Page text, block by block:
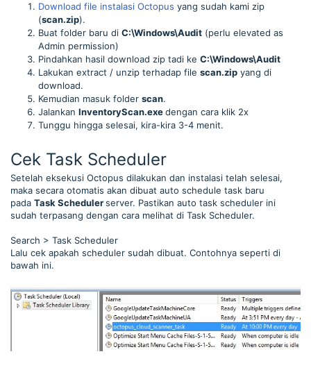
Download file instalasi Octopus yang sudah kami zip
(scan.zip).
Buat folder baru di C:\Windows\Audit (perlu elevated as
Admin permission)
Pindahkan hasil download zip tadi ke C:\Windows\Audit
Lakukan extract / unzip terhadap file scan.zip yang di
download.
Kemudian masuk folder scan.
Jalankan InventoryScan.exedengan cara klik 2x
Tunggu hingga selesai, kira-kira 3-4 menit.
Cek Task Scheduler
Setelah eksekusi Octopus dilakukan dan instalasi telah selesai,
maka secara otomatis akan dibuat auto schedule task baru
pada Task Schedulerserver. Pastikan auto task scheduler ini
sudah terpasang dengan cara melihat di Task Scheduler.
Search > Task Scheduler
Lalu cek apakah scheduler sudah dibuat. Contohnya seperti di
bawah ini.